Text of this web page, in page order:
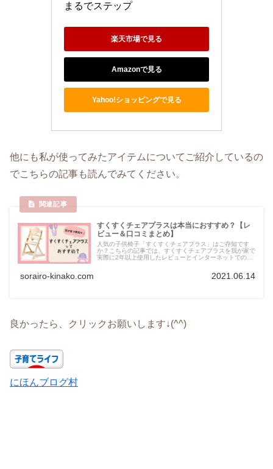
まるでステップ
楽天市場で見る
Amazonで見る
Yahoo!ショッピングで見る
他にも私が使ってみたアイテムについてご紹介しているの
でこちらの記事も読んでみてください。
すくすくチェアプラスは本当におすすめ？【レ
ビュー＆口コミまとめ】
人気の子供椅子「すくすくチェアプラス」はご存知です
か？こちらの記事では、すくすくチェアプラスを我が家で
実際に2年以上使用したレビューとインターネットでの口
sorairo-kinako.com 2021.06.14
良かったら、クリックお願いします↓(^^)
にほんブログ村